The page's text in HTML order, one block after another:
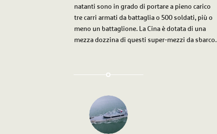
natanti sono in grado di portare a pieno carico
tre carri armati da battaglia o 500 soldati, più o
meno un battaglione. La Cina è dotata di una
mezza dozzina di questi super-mezzi da sbarco.